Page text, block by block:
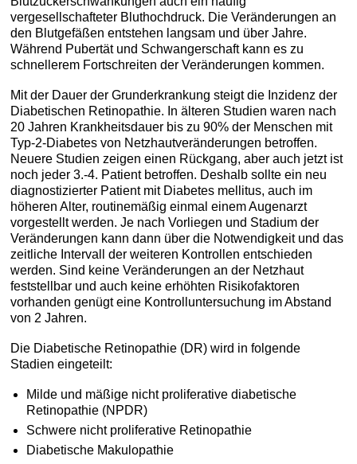
vergesellschafteter Bluthochdruck. Die Veränderungen an
den Blutgefäßen entstehen langsam und über Jahre.
Während Pubertät und Schwangerschaft kann es zu
schnellerem Fortschreiten der Veränderungen kommen.
Mit der Dauer der Grunderkrankung steigt die Inzidenz der
Diabetischen Retinopathie. In älteren Studien waren nach
20 Jahren Krankheitsdauer bis zu 90% der Menschen mit
Typ-2-Diabetes von Netzhautveränderungen betroffen.
Neuere Studien zeigen einen Rückgang, aber auch jetzt ist
noch jeder 3.-4. Patient betroffen. Deshalb sollte ein neu
diagnostizierter Patient mit Diabetes mellitus, auch im
höheren Alter, routinemäßig einmal einem Augenarzt
vorgestellt werden. Je nach Vorliegen und Stadium der
Veränderungen kann dann über die Notwendigkeit und das
zeitliche Intervall der weiteren Kontrollen entschieden
werden. Sind keine Veränderungen an der Netzhaut
feststellbar und auch keine erhöhten Risikofaktoren
vorhanden genügt eine Kontrolluntersuchung im Abstand
von 2 Jahren.
Die Diabetische Retinopathie (DR) wird in folgende
Stadien eingeteilt:
Milde und mäßige nicht proliferative diabetische
Retinopathie (NPDR)
Schwere nicht proliferative Retinopathie
Diabetische Makulopathie